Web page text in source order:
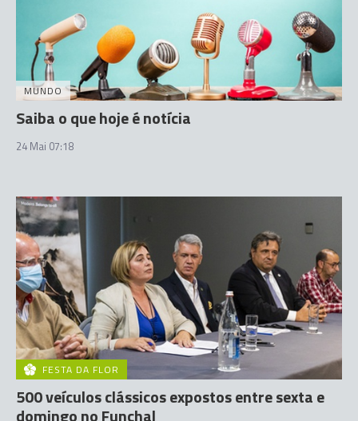
MUNDO
Saiba o que hoje é notícia
24 Mai 07:18
FESTA DA FLOR
500 veículos clássicos expostos entre sexta e
domingo no Funchal